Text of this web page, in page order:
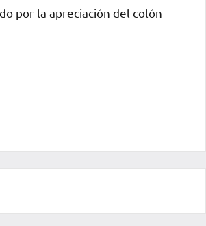
por la apreciación del colón